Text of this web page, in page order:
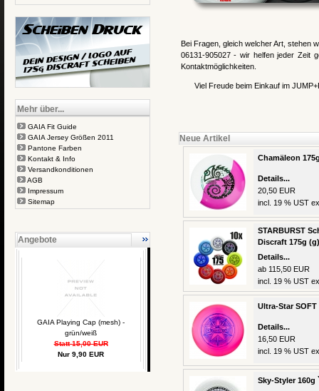
Mehr über...
GAIA Fit Guide
GAIA Jersey Größen 2011
Pantone Farben
Kontakt & Info
Versandkonditionen
AGB
Impressum
Sitemap
Angebote
GAIA Playing Cap (mesh) -
grün/weiß
Statt 15,00 EUR
Nur 9,90 EUR
Bei Fragen, gleich welcher Art, stehen
06131-905027 - wir helfen jeder Zeit
Kontaktmöglichkeiten.
Viel Freude beim Einkauf im
Neue Artikel
Chamäleon
Details...
20,50 EUR
incl. 19 % UST
STARBURST
Discraft 175g (g)
Details...
ab 115,50 EUR
incl. 19 % UST
Ultra-Star
Details...
16,50 EUR
incl. 19 % UST
Sky-Styler 160g